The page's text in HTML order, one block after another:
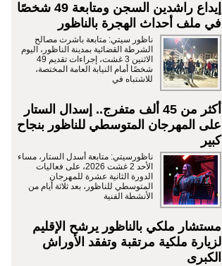
إيداع راشدين السجن ومتابعة 49 شخصًا
في ملف أحداث الهجرة بالناظور
ناظور سيتي: متابعة باشرت مصالح
الشرطة القضائية بمدينة الناظور، اليوم
الاثنين 3 غشت، إجراءات تقديم 49
شخصًا أمام النيابة العامة المختصة،
للاشتباه في
أكثر من 45 ألف متفرج.. إسدال الستار
على المهرجان المتوسطي للناظور بنجاح
كبير
ناظورسيتي: متابعة أسدل الستار، مساء
الأحد 2 غشت 2026، على فعاليات
الدورة الثانية عشرة للمهرجان
المتوسطي للناظور، بعد ثلاثة أيام من
الأنشطة الفنية
مستشار ملكي بالناظور يرشح الإقليم
لزيارة ملكية مرتقبة وتفقد الأوراش
الكبرى